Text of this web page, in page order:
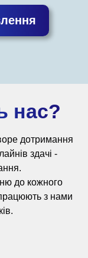
нас?
дотримання
здачі -
до кожного
з нами